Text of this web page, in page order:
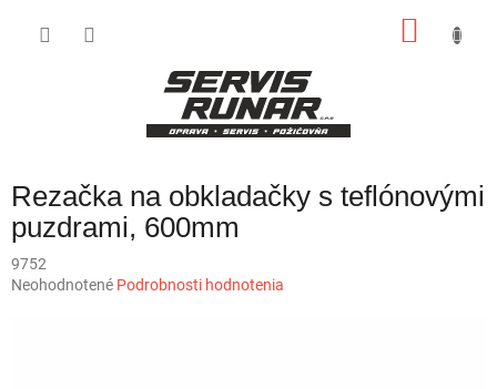
Rezačka na obkladačky s teflónovými
puzdrami, 600mm
9752
Priemerné
Neohodnotené Podrobnosti hodnotenia